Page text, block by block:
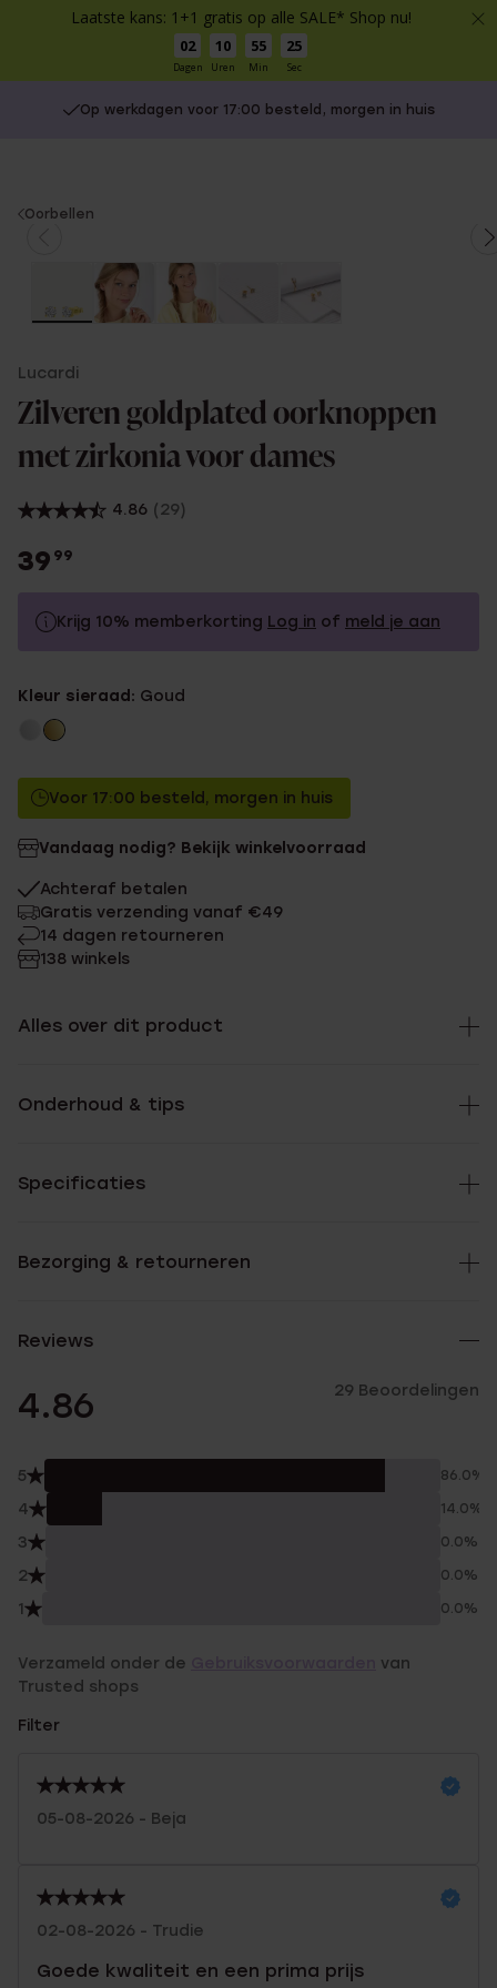
Laatste kans: 1+1 gratis op alle SALE* Shop nu!
02
Dagen
10
Uren
55
Min
25
Sec
Op werkdagen voor 17:00 besteld, morgen in huis
You
Oorbellen
Lucardi
Zilveren goldplated oorknoppen
met zirkonia voor dames
4.86 (29)
39 99
Krijg 10% memberkorting Log in of meld je aan
Zonder memberkorting
Kleur sieraad: Goud
Voor 17:00 besteld, morgen in huis
Vandaag nodig? Bekijk winkelvoorraad
Achteraf betalen
Gratis verzending vanaf €49
14 dagen retourneren
138 winkels
Alles over dit product
Onderhoud & tips
Specificaties
Bezorging & retourneren
Reviews
4.86 29 Beoordelingen
5 86.0%
4 14.0%
3 0.0%
2 0.0%
1 0.0%
Verzameld onder de
van
Trusted shops
Filter
05-08-2026 - Beja
02-08-2026 - Trudie
Goede kwaliteit en een prima prijs